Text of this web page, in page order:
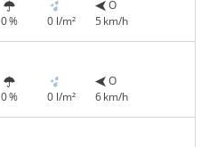
0 % 0 l/m²
O
5 km/h
0 % 0 l/m²
O
6 km/h